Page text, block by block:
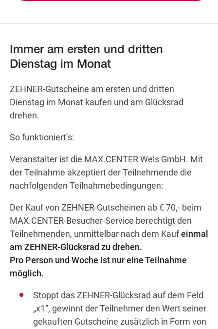
Immer am ersten und dritten
Dienstag im Monat
ZEHNER-Gutscheine am ersten und dritten
Dienstag im Monat kaufen und am Glücksrad
drehen.
So funktioniert’s:
Veranstalter ist die MAX.CENTER Wels GmbH. Mit
der Teilnahme akzeptiert der Teilnehmende die
nachfolgenden Teilnahmebedingungen:
Der Kauf von ZEHNER-Gutscheinen ab € 70,- beim
MAX.CENTER-Besucher-Service berechtigt den
Teilnehmenden, unmittelbar nach dem Kaufeinmal
am ZEHNER-Glücksrad zu drehen.
Pro Person und Woche ist nur eine Teilnahme
möglich.
Stoppt das ZEHNER-Glücksrad auf dem Feld
„x1“, gewinnt der Teilnehmer den Wert seiner
gekauften Gutscheine zusätzlich in Form von